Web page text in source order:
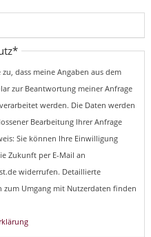
*
zu, dass meine Angaben aus dem
zur Beantwortung meiner Anfrage
werden. Die Daten werden
Bearbeitung Ihrer Anfrage
Sie können Ihre Einwilligung
Zukunft per E-Mail an
widerrufen. Detaillierte
zum Umgang mit Nutzerdaten finden